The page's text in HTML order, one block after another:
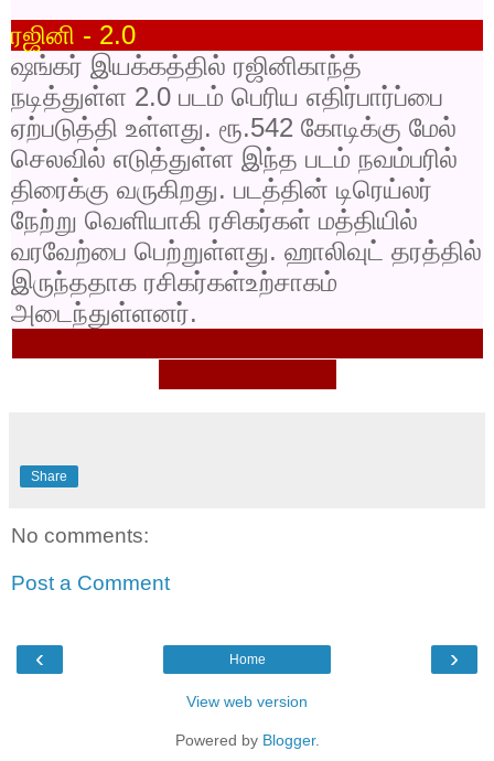
ரஜினி - 2.0
ஷங்கர் இயக்கத்தில் ரஜினிகாந்த்
நடித்துள்ள 2.0 படம் பெரிய எதிர்பார்ப்பை
ஏற்படுத்தி உள்ளது. ரூ.542 கோடிக்கு மேல்
செலவில் எடுத்துள்ள இந்த படம் நவம்பரில்
திரைக்கு வருகிறது. படத்தின் டிரெய்லர்
நேற்று வெளியாகி ரசிகர்கள் மத்தியில்
வரவேற்பை பெற்றுள்ளது. ஹாலிவுட் தரத்தில்
இருந்ததாக ரசிகர்கள்உற்சாகம்
அடைந்துள்ளனர்.
Share
No comments:
Post a Comment
‹ ›
Home
View web version
Powered by Blogger.